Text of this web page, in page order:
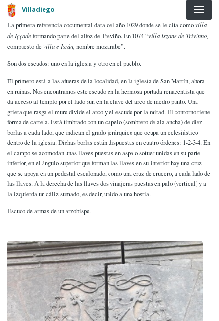
Pasar al contenido principal
Villadiego
La primera referencia documental data del año 1029 donde se le cita comovilla
de Iççade formando parte del alfoz de Treviño. En 1074 “villa Iszane de Trivinno,
compuesto de villa e Iszán, nombre mozárabe”.
Son dos escudos: uno en la iglesia y otro en el pueblo.
El primero está a las afueras de la localidad, en la iglesia de San Martín, ahora
en ruinas. Nos encontramos este escudo en la hermosa portada renacentista que
da acceso al templo por el lado sur, en la clave del arco de medio punto. Una
grieta que rasga el muro divide el arco y el escudo por la mitad. El contorno tiene
forma de cartela. Está timbrado con un capelo (sombrero de ala ancha) de diez
borlas a cada lado, que indican el grado jerárquico que ocupa un eclesiástico
dentro de la iglesia. Dichas borlas están dispuestas en cuatro órdenes: 1-2-3-4. En
el campo se acomodan unas llaves puestas en aspa o sotuer unidas en su parte
inferior, en el ángulo superior que forman las llaves en su interior hay una cruz
que se apoya en un pedestal escalonado, como una cruz de crucero, a cada lado de
las llaves. A la derecha de las llaves dos vinajeras puestas en palo (vertical) y a
la izquierda un cáliz sumado, es decir, unido a una hostia.
Escudo de armas de un arzobispo.